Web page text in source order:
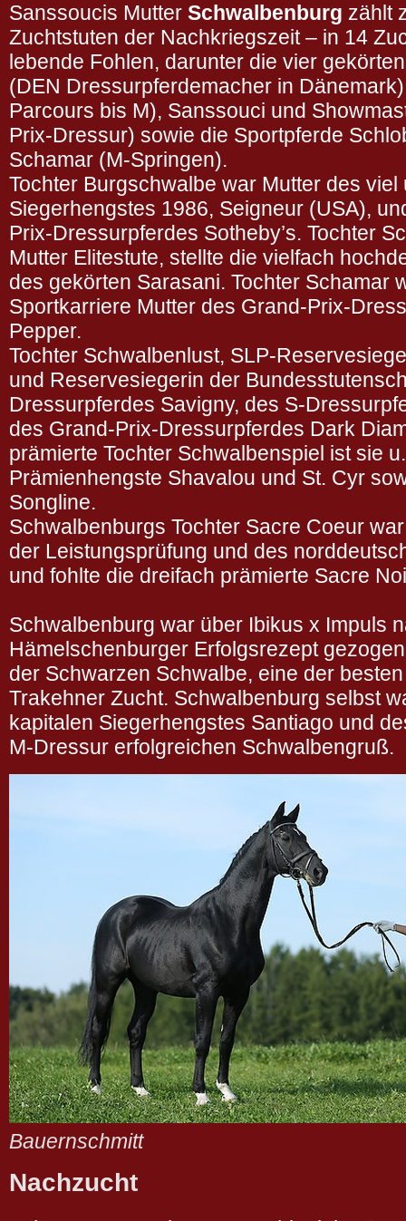
Sanssoucis Mutter Schwalbenburg zählt
Zuchtstuten der Nachkriegszeit – in 14
lebende Fohlen, darunter die vier
(DEN Dressurpferdemacher in
Parcours bis M), Sanssouci und
Prix-Dressur) sowie die Sportpferde
Schamar (M-Springen).
Tochter Burgschwalbe war Mutter des viel
Siegerhengstes 1986, Seigneur (USA),
Prix-Dressurpferdes Sotheby’s. Tochter
Mutter Elitestute, stellte die vielfach
des gekörten Sarasani. Tochter Schamar
Sportkarriere Mutter des Grand-Prix-
Pepper.
Tochter Schwalbenlust, SLP-
und Reservesiegerin der
Dressurpferdes Savigny, des S-
des Grand-Prix-Dressurpferdes Dark
prämierte Tochter Schwalbenspiel ist sie
Prämienhengste Shavalou und St. Cyr
Songline.
Schwalbenburgs Tochter Sacre Coeur
der Leistungsprüfung und des
und fohlte die dreifach prämierte Sacre
Schwalbenburg war über Ibikus x Impuls
Hämelschenburger Erfolgsrezept
der Schwarzen Schwalbe, eine der
Trakehner Zucht. Schwalbenburg selbst
kapitalen Siegerhengstes Santiago und
M-Dressur erfolgreichen Schwalbengruß.
Bauernschmitt
Nachzucht